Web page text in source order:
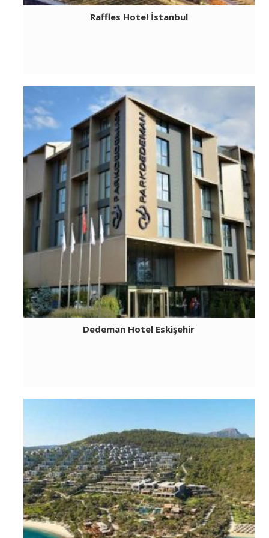
Raffles Hotel İstanbul
Dedeman Hotel Eskişehir